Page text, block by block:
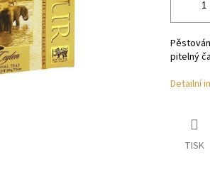
pitelný
Detailní
TISK